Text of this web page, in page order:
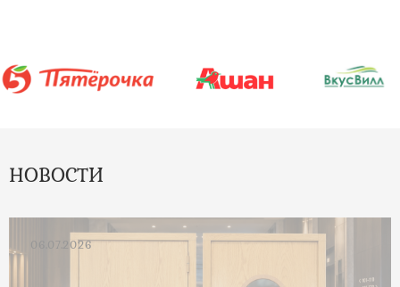
НОВОСТИ
06.07.2026